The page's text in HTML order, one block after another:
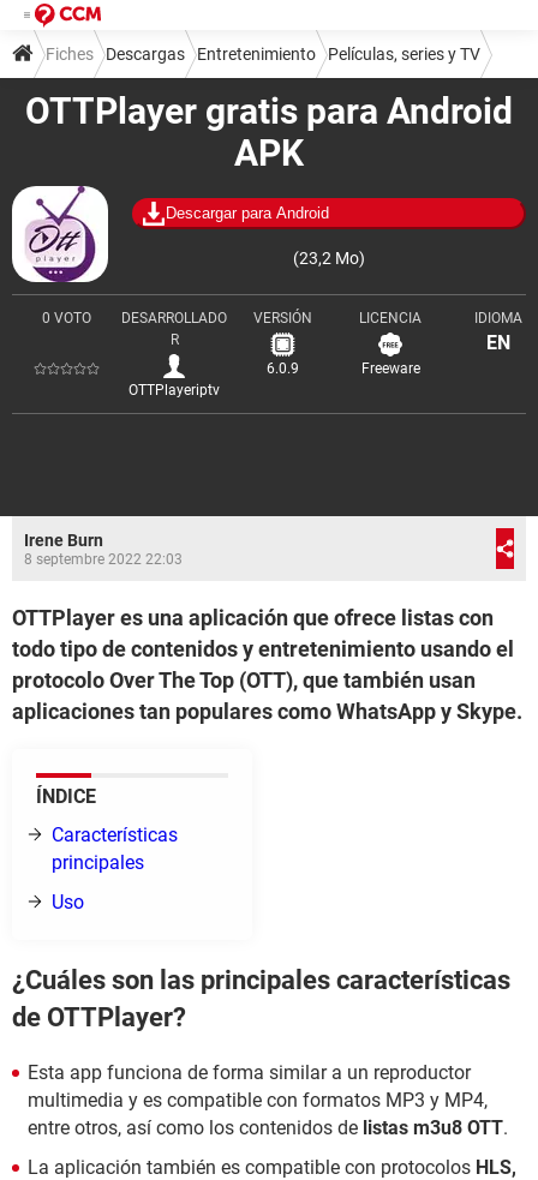
OTTPlayer gratis para Android
APK
Descargar para Android
(23,2 Mo)
0 VOTO
DESARROLLADO
R
OTTPlayeriptv
VERSIÓN
6.0.9
LICENCIA
Freeware
IDIOMA
EN
Fiches Descargas Entretenimiento Películas, series y TV
Irene Burn
8 septembre 2022 22:03
OTTPlayer es una aplicación que ofrece listas con
todo tipo de contenidos y entretenimiento usando el
protocolo Over The Top (OTT), que también usan
aplicaciones tan populares como WhatsApp y Skype.
ÍNDICE
Características
principales
Uso
¿Cuáles son las principales características
de OTTPlayer?
Esta app funciona de forma similar a un reproductor
multimedia y es compatible con formatos MP3 y MP4,
entre otros, así como los contenidos de listas m3u8 OTT.
La aplicación también es compatible con protocolos HLS,